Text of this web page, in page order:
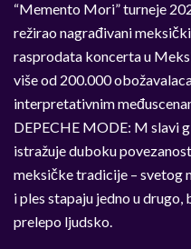
“Memento Mori” turneje
režirao nagrađivani
rasprodata koncerta u
više od 200.000
interpretativnim
DEPECHE MODE: M slavi
istražuje duboku
meksičke tradicije – svetog
i ples stapaju jedno u
prelepo ljudsko.